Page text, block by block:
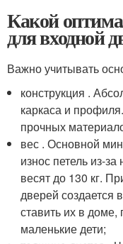
Какой
для входной
Важно учитывать
конструкция .
каркаса и
прочных
вес . Основной
износ петель из-
весят до 130 кг.
дверей создается
ставить их в
маленькие дети;